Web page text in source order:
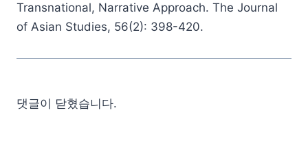
Transnational, Narrative Approach. The Journal
of Asian Studies, 56(2): 398-420.
댓글이 닫혔습니다.